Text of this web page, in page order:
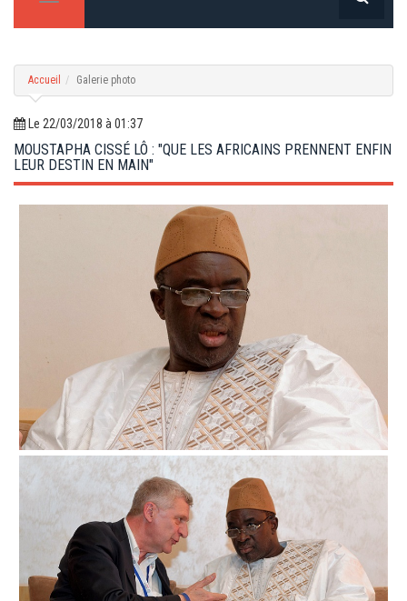
g
e
n
a
i
g
a
t
i
Accueil Galerie photo
Le 22/03/2018 à 01:37
MOUSTAPHA CISSÉ LÔ : "QUE LES AFRICAINS PRENNENT ENFIN
LEUR DESTIN EN MAIN"